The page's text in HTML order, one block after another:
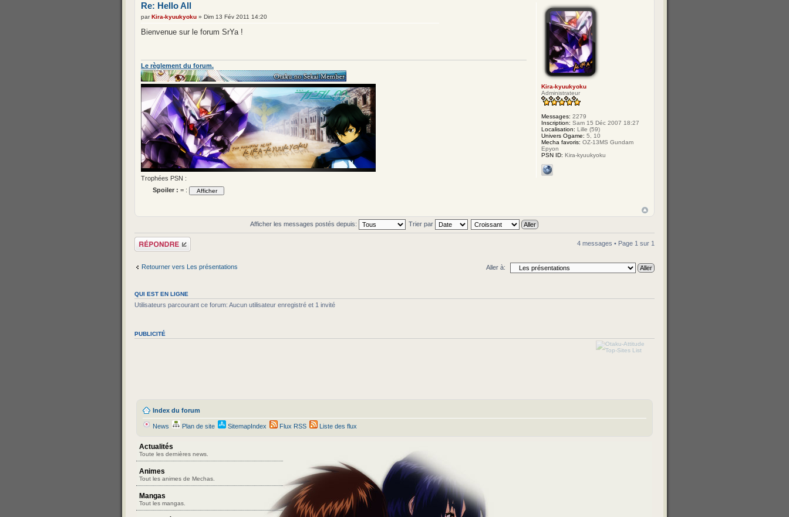
Re: Hello All
parKira-kyuukyoku » Dim 13 Fév 2011 14:20
Bienvenue sur le forum SrYa !
Le règlement du forum.
Trophées PSN :
Spoiler : = :
Kira-kyuukyoku
Administrateur
Messages: 2279
Inscription: Sam 15 Déc 2007 18:27
Localisation: Lille (59)
Univers Ogame: 5, 10
Mecha favoris: OZ-13MS Gundam
Epyon
PSN ID: Kira-kyuukyoku
Afficher les messages postés depuis: Trier par
Répondre 4 messages • Page 1 sur 1
Retourner vers Les présentations Aller à:
QUI EST EN LIGNE
Utilisateurs parcourant ce forum: Aucun utilisateur enregistré et 1 invité
PUBLICITÉ
Index du forum
News Plan de site SitemapIndex Flux RSS Liste des flux
Actualités
Toute les dernières news.
Animes
Tout les animes de Mechas.
Mangas
Tout les mangas.